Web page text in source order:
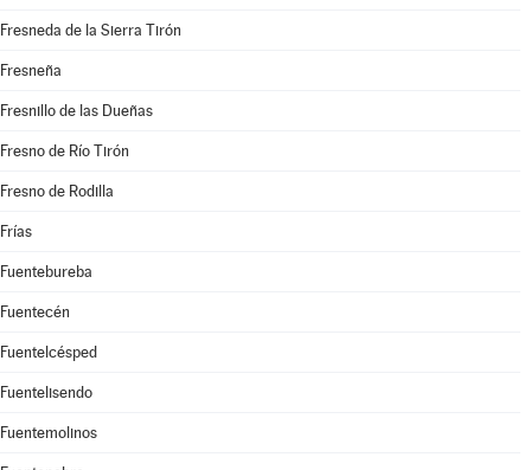
Fresneda de la Sierra Tirón
Fresneña
Fresnillo de las Dueñas
Fresno de Río Tirón
Fresno de Rodilla
Frías
Fuentebureba
Fuentecén
Fuentelcésped
Fuentelisendo
Fuentemolinos